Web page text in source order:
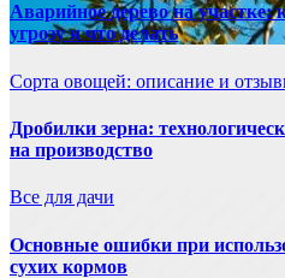
Аварийное дерево на участке:
угрозу и что делать
Сорта овощей: описание и
Дробилки зерна:
на производство
Все для дачи
Основные ошибки при
сухих кормов